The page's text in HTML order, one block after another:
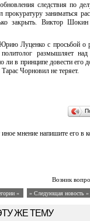
следствия по
заниматься
закрыть. Виктор
Луценко с просьбой о
политолог размышляет
ли в принципе довести его
Чорновил не теряет.
мнение напишите его в
Возник
« » Следующая новость »
ЖЕ ТЕМУ